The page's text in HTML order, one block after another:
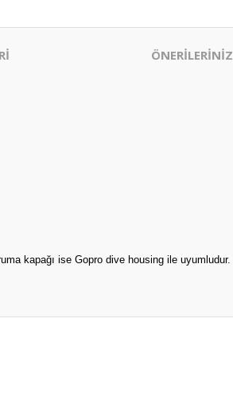
ÖNERİLERİNİZ
kapağı ise Gopro dive housing ile uyumludur.